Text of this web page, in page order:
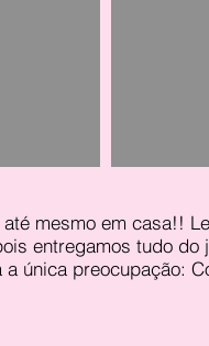
mesmo em casa!!
entregamos tudo
única preocupação: